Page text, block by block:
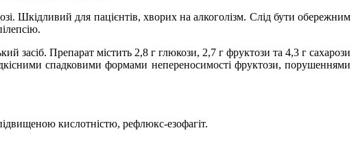
Шкідливий для пацієнтів, хворих на алкоголізм. Слід бути обережним
засіб. Препарат містить 2,8 г глюкози, 2,7 г фруктози та 4,3 г сахарози
спадковими формами непереносимості фруктози, порушеннями
кислотністю, рефлюкс-езофагіт.